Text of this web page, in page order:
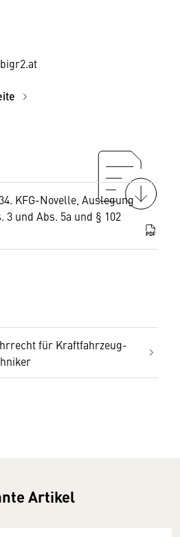
KFG-Novelle, Auslegung
3 und Abs. 5a und § 102
PDF
für Kraftfahrzeug-
Artikel